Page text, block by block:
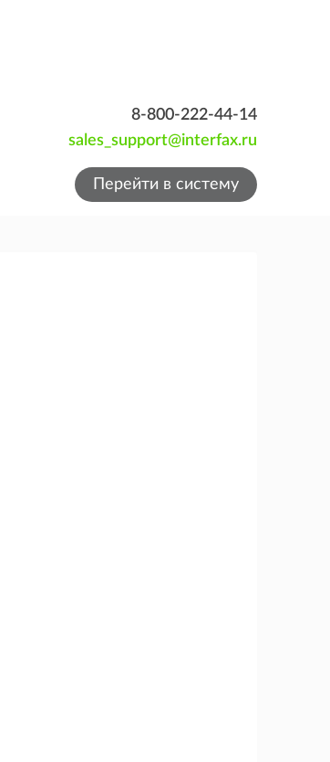
8-800-222-44-14
sales_support@interfax.ru
Перейти в систему